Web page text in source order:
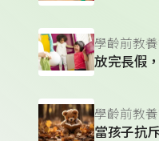
學齡前教
放完長假
學齡前教
當孩子抗